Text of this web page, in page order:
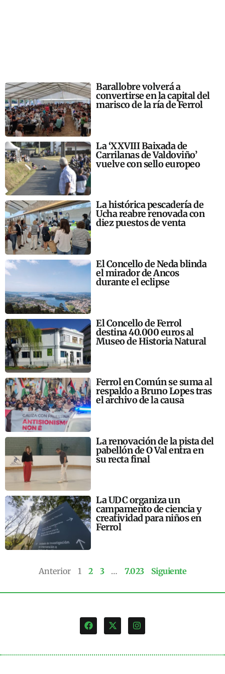
Barallobre volverá a
convertirse en la capital del
marisco de la ría de Ferrol
La ‘XXVIII Baixada de
Carrilanas de Valdoviño’
vuelve con sello europeo
La histórica pescadería de
Ucha reabre renovada con
diez puestos de venta
El Concello de Neda blinda
el mirador de Ancos
durante el eclipse
El Concello de Ferrol
destina 40.000 euros al
Museo de Historia Natural
Ferrol en Común se suma al
respaldo a Bruno Lopes tras
el archivo de la causa
La renovación de la pista del
pabellón de O Val entra en
su recta final
La UDC organiza un
campamento de ciencia y
creatividad para niños en
Ferrol
Anterior 1 2 3 … 7.023 Siguiente